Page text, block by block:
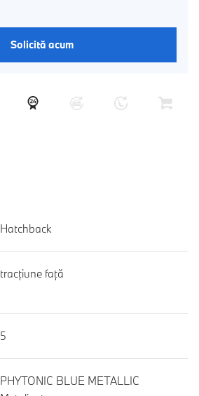
Solicită acum
Hatchback
tracţiune faţă
5
PHYTONIC BLUE METALLIC